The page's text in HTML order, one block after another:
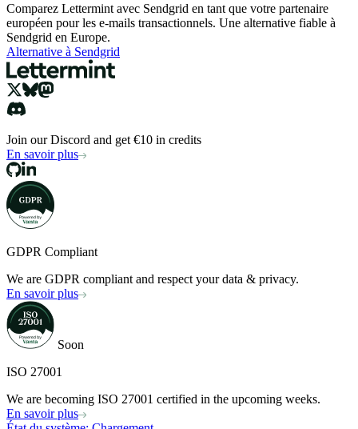
Comparez Lettermint avec Sendgrid en tant que votre partenaire
européen pour les e-mails transactionnels. Une alternative fiable à
Sendgrid en Europe.
Alternative à Sendgrid
Join our Discord and get €10 in credits
En savoir plus
GDPR Compliant
We are GDPR compliant and respect your data & privacy.
En savoir plus
Soon
ISO 27001
We are becoming ISO 27001 certified in the upcoming weeks.
En savoir plus